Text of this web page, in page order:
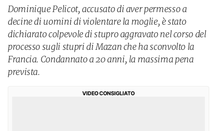
Dominique Pelicot, accusato di aver permesso a
decine di uomini di violentare la moglie, è stato
dichiarato colpevole di stupro aggravato nel corso del
processo sugli stupri di Mazan che ha sconvolto la
Francia. Condannato a 20 anni, la massima pena
prevista.
VIDEO CONSIGLIATO